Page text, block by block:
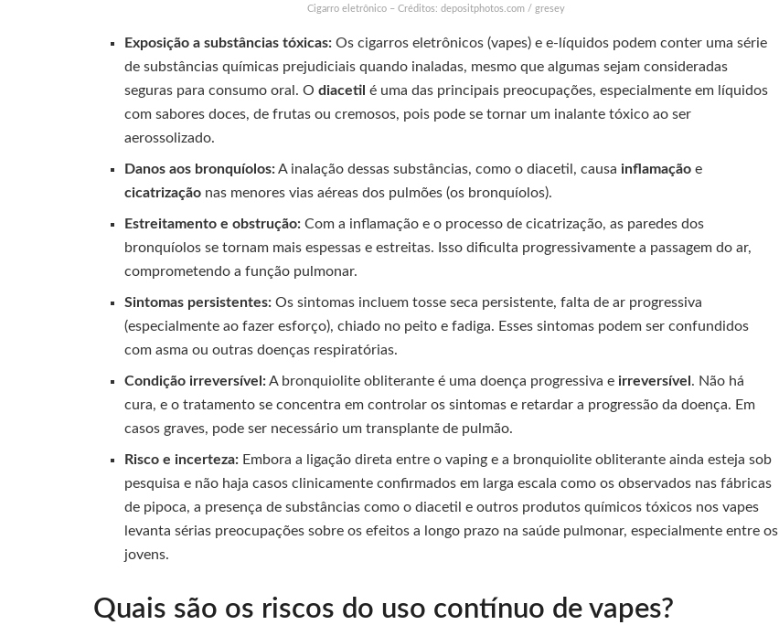
Cigarro eletrônico – Créditos: depositphotos.com / gresey
Exposição a substâncias tóxicas: Os cigarros eletrônicos (vapes) e e-líquidos podem conter uma série
de substâncias químicas prejudiciais quando inaladas, mesmo que algumas sejam consideradas
seguras para consumo oral. Odiacetil é uma das principais preocupações, especialmente em líquidos
com sabores doces, de frutas ou cremosos, pois pode se tornar um inalante tóxico ao ser
aerossolizado.
Danos aos bronquíolos:A inalação dessas substâncias, como o diacetil, causa inflamação e
cicatrização nas menores vias aéreas dos pulmões (os bronquíolos).
Estreitamento e obstrução: Com a inflamação e o processo de cicatrização, as paredes dos
bronquíolos se tornam mais espessas e estreitas. Isso dificulta progressivamente a passagem do ar,
comprometendo a função pulmonar.
Sintomas persistentes: Os sintomas incluem tosse seca persistente, falta de ar progressiva
(especialmente ao fazer esforço), chiado no peito e fadiga. Esses sintomas podem ser confundidos
com asma ou outras doenças respiratórias.
Condição irreversível:A bronquiolite obliterante é uma doença progressiva e irreversível . Não há
cura, e o tratamento se concentra em controlar os sintomas e retardar a progressão da doença. Em
casos graves, pode ser necessário um transplante de pulmão.
Risco e incerteza: Embora a ligação direta entre o vaping e a bronquiolite obliterante ainda esteja sob
pesquisa e não haja casos clinicamente confirmados em larga escala como os observados nas fábricas
de pipoca, a presença de substâncias como o diacetil e outros produtos químicos tóxicos nos vapes
levanta sérias preocupações sobre os efeitos a longo prazo na saúde pulmonar, especialmente entre os
jovens.
Quais são os riscos do uso contínuo de vapes?